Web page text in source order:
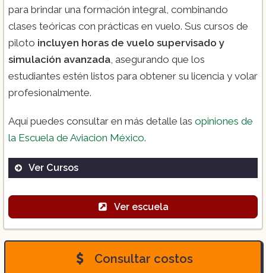
para brindar una formación integral, combinando
clases teóricas con prácticas en vuelo. Sus cursos de
piloto incluyen horas de vuelo supervisado y
simulación avanzada, asegurando que los
estudiantes estén listos para obtener su licencia y volar
profesionalmente.
Aquí puedes consultar en más detalle las opiniones de
la Escuela de Aviacion México.
Ver Cursos
Ver escuela
Consultar costos